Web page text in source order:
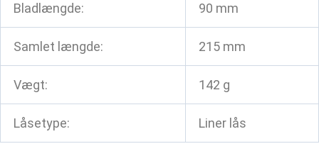
Bladlængde: 90 mm
Samlet længde: 215 mm
Vægt: 142 g
Låsetype: Liner lås